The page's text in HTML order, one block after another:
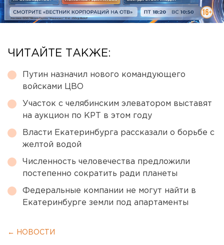
ЧИТАЙТЕ ТАКЖЕ:
Путин назначил нового командующего
войсками ЦВО
Участок с челябинским элеватором выставят
на аукцион по КРТ в этом году
Власти Екатеринбурга рассказали о борьбе с
желтой водой
Численность человечества предложили
постепенно сократить ради планеты
Федеральные компании не могут найти в
Екатеринбурге земли под апартаменты
← НОВОСТИ